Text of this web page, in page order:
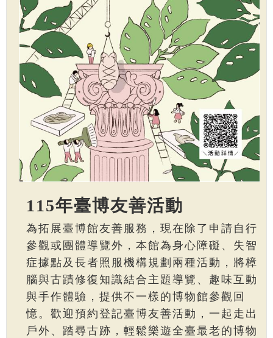
115年臺博友善活動
為拓展臺博館友善服務，現在除了申請自行
參觀或團體導覽外，本館為身心障礙、失智
症據點及長者照服機構規劃兩種活動，將樟
腦與古蹟修復知識結合主題導覽、趣味互動
與手作體驗，提供不一樣的博物館參觀回
憶。歡迎預約登記臺博友善活動，一起走出
戶外、踏尋古跡，輕鬆樂遊全臺最老的博物